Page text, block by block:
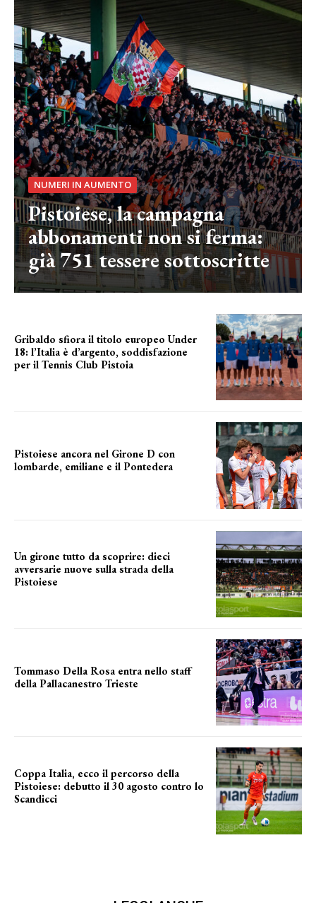
NUMERI IN AUMENTO
Pistoiese, la campagna
abbonamenti non si ferma:
già 751 tessere sottoscritte
Gribaldo sfiora il titolo europeo Under
18: l’Italia è d’argento, soddisfazione
per il Tennis Club Pistoia
Pistoiese ancora nel Girone D con
lombarde, emiliane e il Pontedera
Un girone tutto da scoprire: dieci
avversarie nuove sulla strada della
Pistoiese
Tommaso Della Rosa entra nello staff
della Pallacanestro Trieste
Coppa Italia, ecco il percorso della
Pistoiese: debutto il 30 agosto contro lo
Scandicci